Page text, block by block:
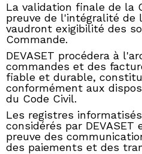
La validation finale de la
preuve de l'intégralité de
vaudront exigibilité des
Commande.
DEVASET procédera à
commandes et des
fiable et durable,
conformément aux
du Code Civil.
Les registres
considérés par
preuve des
des paiements et des